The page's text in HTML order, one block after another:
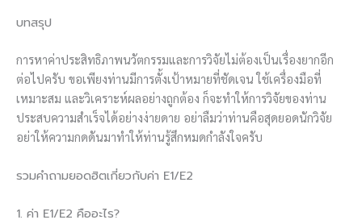
บทสรุป
การหาค่าประสิทธิภาพนวัตกรรมและการวิจัยไม่ต้องเป็นเรื่องยากอีก
ต่อไปครับ ขอเพียงท่านมีการตั้งเป้าหมายที่ชัดเจน ใช้เครื่องมือที่
เหมาะสม และวิเคราะห์ผลอย่างถูกต้อง ก็จะทำให้การวิจัยของท่าน
ประสบความสำเร็จได้อย่างง่ายดาย อย่าลืมว่าท่านคือสุดยอดนักวิจัย
อย่าให้ความกดดันมาทำให้ท่านรู้สึกหมดกำลังใจครับ
รวมคำถามยอดฮิตเกี่ยวกับค่า E1/E2
1. ค่า E1/E2 คืออะไร?